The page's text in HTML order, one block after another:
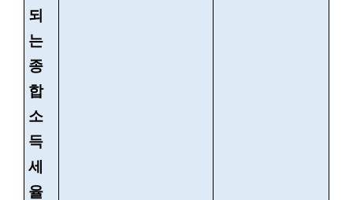
되
는
종
합
소
득
세
율